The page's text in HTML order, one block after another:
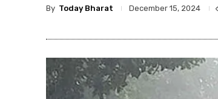
By Today Bharat December 15, 2024